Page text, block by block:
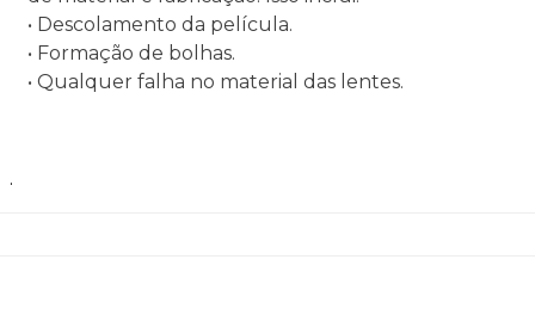
• Descolamento da película.
• Formação de bolhas.
• Qualquer falha no material das lentes.
.